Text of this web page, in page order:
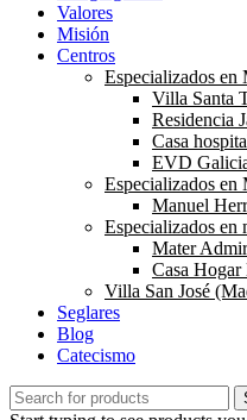
Valores
Misión
Centros
Especializados en
Villa Santa
Residencia
Casa
EVD
Especializados en
Manuel
Especializados en
Mater
Casa
Villa San José
Seglares
Blog
Catecismo